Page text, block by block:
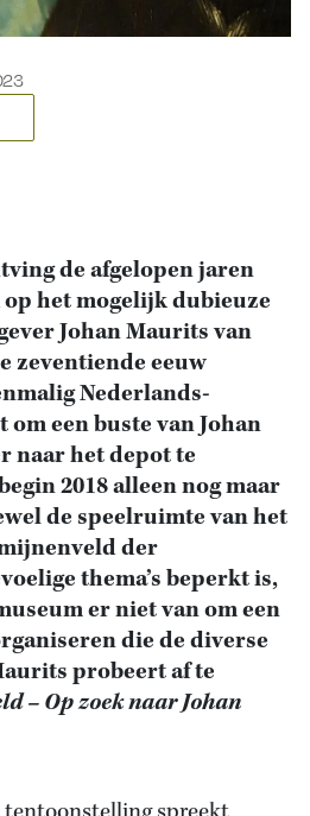
de afgelopen jaren
het mogelijk dubieuze
Johan Maurits van
zeventiende eeuw
Nederlands-
een buste van Johan
naar het depot te
2018 alleen nog maar
de speelruimte van het
der
thema’s beperkt is,
er niet van om een
die de diverse
probeert af te
– Op zoek naar Johan